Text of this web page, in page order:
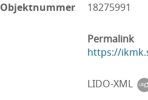
Objektnummer 18275991
Permalink
https://
LIDO-XML